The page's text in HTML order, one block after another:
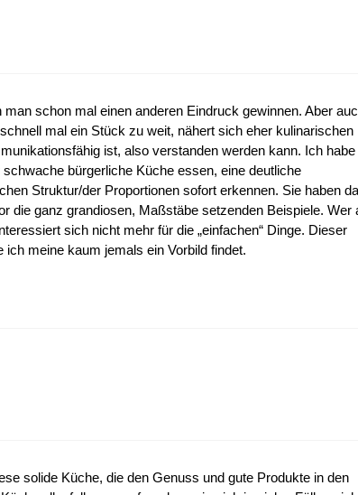
schon mal einen anderen Eindruck gewinnen. Aber
mal ein Stück zu weit, nähert sich eher kulinarischen
ist, also verstanden werden kann. Ich habe
bürgerliche Küche essen, eine deutliche
Struktur/der Proportionen sofort erkennen. Sie haben
die ganz grandiosen, Maßstäbe setzenden Beispiele. Wer
sich nicht mehr für die „einfachen“ Dinge. Dieser
meine kaum jemals ein Vorbild findet.
solide Küche, die den Genuss und gute Produkte in den